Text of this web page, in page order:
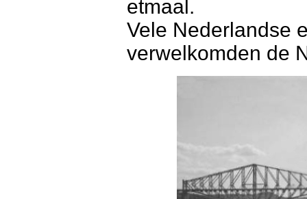
etmaal.
Vele Nederlandse
verwelkomden de